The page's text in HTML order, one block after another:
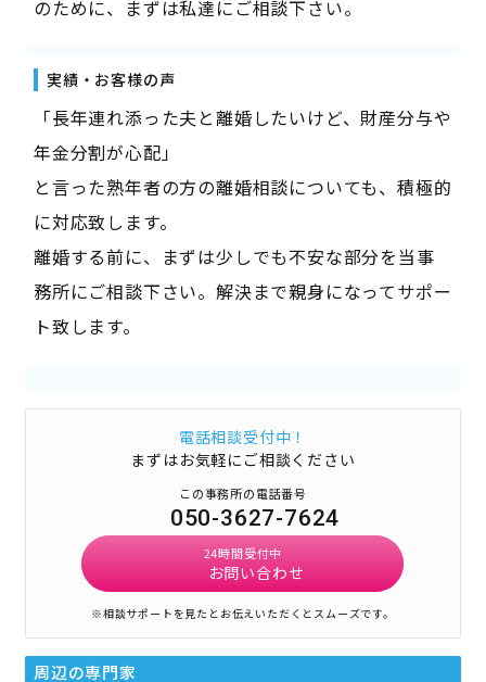
のために、まずは私達にご相談下さい。
実績・お客様の声
「長年連れ添った夫と離婚したいけど、財産分与や
年金分割が心配」
と言った熟年者の方の離婚相談についても、積極的
に対応致します。
離婚する前に、まずは少しでも不安な部分を当事
務所にご相談下さい。解決まで親身になってサポー
ト致します。
電話相談受付中！
まずはお気軽にご相談ください
この事務所の電話番号
050-3627-7624
24時間受付中
お問い合わせ
※相談サポートを見たとお伝えいただくとスムーズです。
周辺の専門家